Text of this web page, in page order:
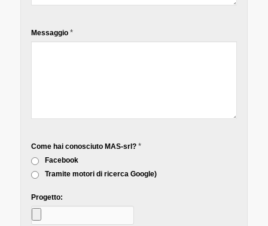
Messaggio*
Come hai conosciuto MAS-srl?*
Facebook
Tramite motori di ricerca Google)
Progetto: